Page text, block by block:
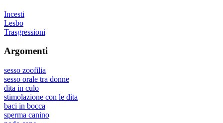
Incesti
Lesbo
Trasgressioni
Argomenti
sesso zoofilia
sesso orale tra donne
dita in culo
stimolazione con le dita
baci in bocca
sperma canino